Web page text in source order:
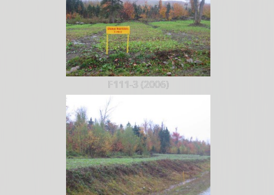
F111-3 (2006)